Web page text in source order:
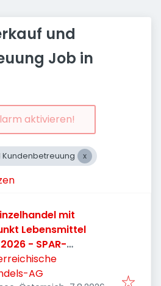
und
Job in
aktivieren!
mit
Lebensmittel
- SPAR-
Ebensee
AG